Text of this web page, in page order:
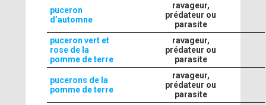
puceron
d’automne
ravageur,
prédateur ou
parasite
puceron vert et
rose de la
pomme de terre
ravageur,
prédateur ou
parasite
pucerons de la
pomme de terre
ravageur,
prédateur ou
parasite